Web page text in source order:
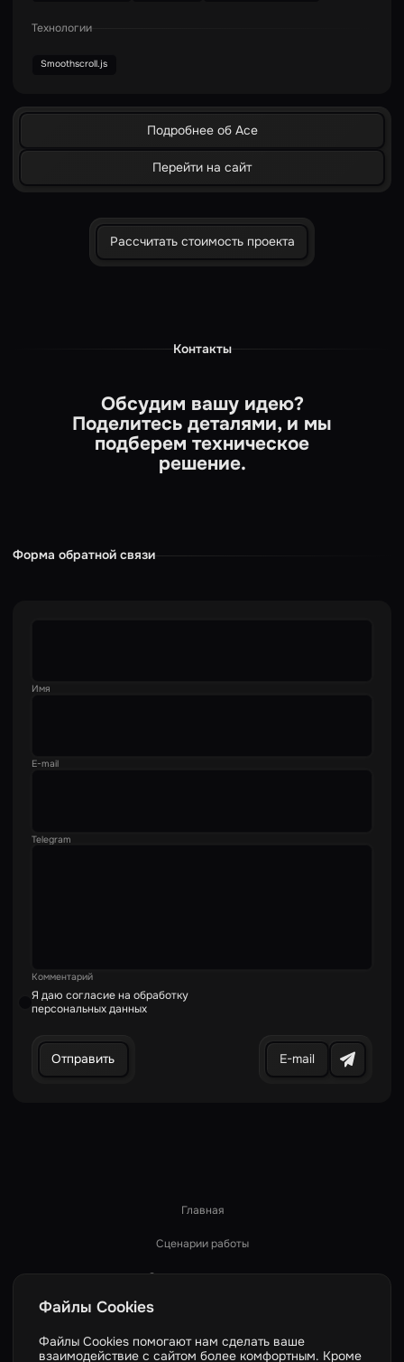
Файлы Cookies
Файлы Cookies помогают нам сделать ваше
взаимодействие с сайтом более комфортным. Кроме
Технологии
Smoothscroll.js
Подробнее об Ace
Перейти на сайт
Рассчитать стоимость проекта
Контакты
Обсудим вашу идею?
Поделитесь деталями, и мы
подберем техническое
решение.
Форма обратной связи
Имя
E-mail
Telegram
Комментарий
Я даю согласие на обработку
персональных данных
E-mail
Главная
Сценарии работы
Стандарты качества
Услуги